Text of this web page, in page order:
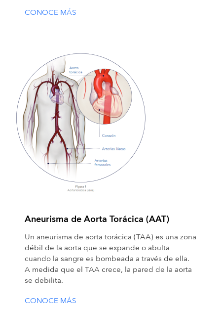
CONOCE MÁS
Aneurisma de Aorta Torácica (AAT)
Un aneurisma de aorta torácica (TAA) es una zona
débil de la aorta que se expande o abulta
cuando la sangre es bombeada a través de ella.
A medida que el TAA crece, la pared de la aorta
se debilita.
CONOCE MÁS